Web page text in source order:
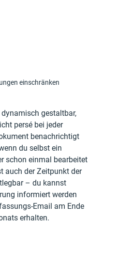
einschränken
gestaltbar,
persé bei jeder
benachrichtigt
du selbst ein
schon einmal bearbeitet
auch der Zeitpunkt der
– du kannst
informiert werden
Email am Ende
erhalten.